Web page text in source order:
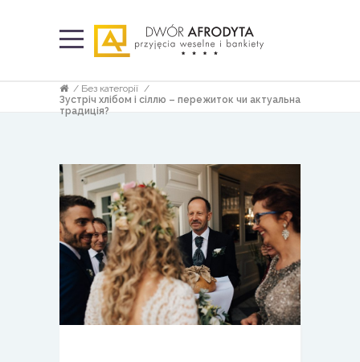
/ Без категорії /
Зустріч хлібом і сіллю – пережиток чи актуальна
традиція?